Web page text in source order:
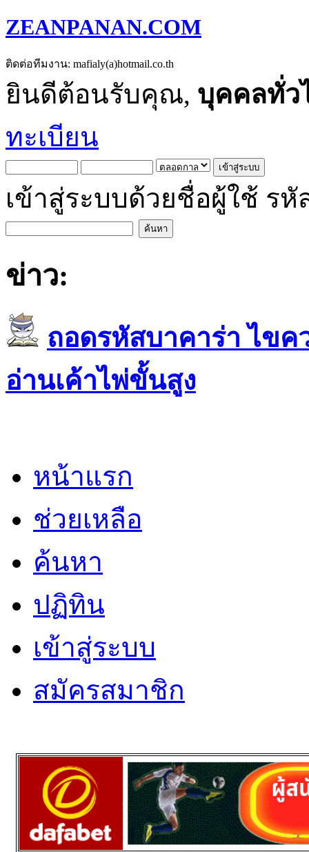
ZEANPANAN.COM
ติดต่อทีมงาน: mafialy(a)hotmail.co.th
ยินดีต้อนรับคุณ, บุคคลทั่ว
ทะเบียน
เข้าสู่ระบบด้วยชื่อผู้ใช้ รหั
ข่าว:
ถอดรหัสบาคาร่า ไขค
อ่านเค้าไพ่ขั้นสูง
หน้าแรก
ช่วยเหลือ
ค้นหา
ปฏิทิน
เข้าสู่ระบบ
สมัครสมาชิก